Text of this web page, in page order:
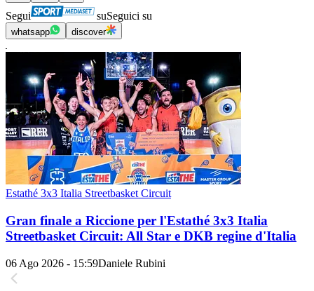
Segui suSeguici su
whatsapp discover
Estathé 3x3 Italia Streetbasket Circuit
Gran finale a Riccione per l'Estathé 3x3 Italia
Streetbasket Circuit: All Star e DKB regine d'Italia
06 Ago 2026 - 15:59Daniele Rubini